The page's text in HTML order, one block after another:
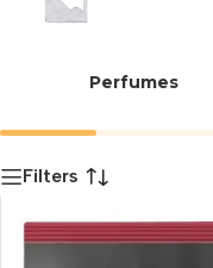
Perfumes
Filters